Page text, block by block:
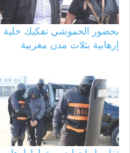
بحضور الحموشي تفكيك خلية
إرهابية بثلاث مدن مغربية